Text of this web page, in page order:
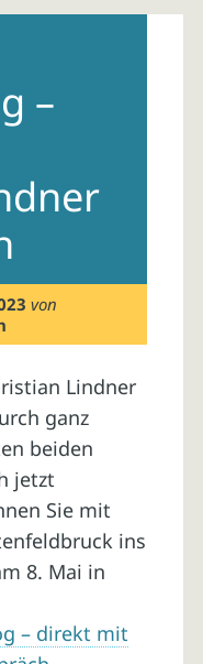
–
von
Lindner
ganz
beiden
jetzt
Sie mit
ins
8. Mai in
– direkt mit